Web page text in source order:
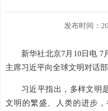
发布时间：
新华社北京7月10日电 7
主席习近平向全球文明对话
习近平指出，多样文明
文明的繁盛、人类的进步